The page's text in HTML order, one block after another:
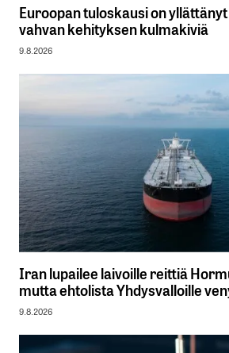
Euroopan tuloskausi on
vahvan kehityksen kulmakiviä
9.8.2026
Iran lupailee laivoille reittiä
mutta ehtolista Yhdysvalloille
9.8.2026